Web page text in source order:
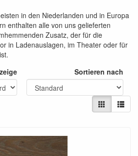
in den Niederlanden und in Europa
enthalten alle von uns gelieferten
Zusatz, der für die
in Ladenauslagen, im Theater oder für
Sortieren nach